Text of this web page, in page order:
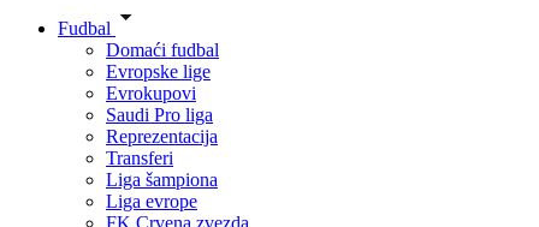
Fudbal
Domaći fudbal
Evropske lige
Evrokupovi
Saudi Pro liga
Reprezentacija
Transferi
Liga šampiona
Liga evrope
FK Crvena zvezda